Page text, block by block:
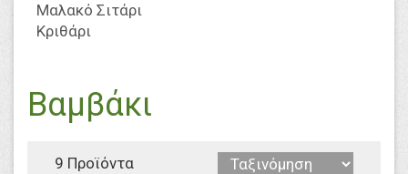
Μαλακό Σιτάρι
Κριθάρι
Βαμβάκι
9 Προϊόντα